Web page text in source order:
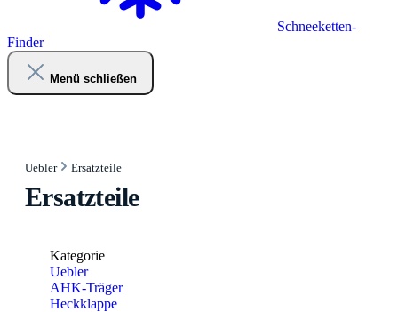
Schneeketten-
Finder
Menü schließen
Uebler Ersatzteile
Ersatzteile
Kategorie
Uebler
AHK-Träger
Heckklappe